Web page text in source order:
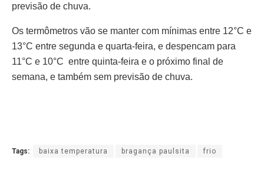
previsão de chuva.
Os termômetros vão se manter com mínimas entre 12°C e
13°C entre segunda e quarta-feira, e despencam para
11°C e 10°C entre quinta-feira e o próximo final de
semana, e também sem previsão de chuva.
Tags: baixa temperatura bragança paulsita frio